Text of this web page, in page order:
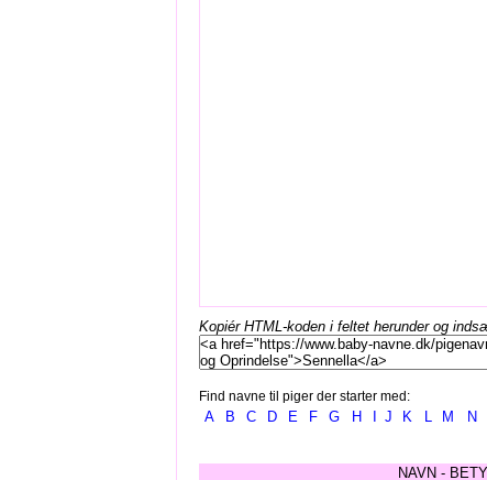
Kopiér HTML-koden i feltet herunder og
Find navne til piger der starter med:
A B C D E F G H J K L M N
NAVN -